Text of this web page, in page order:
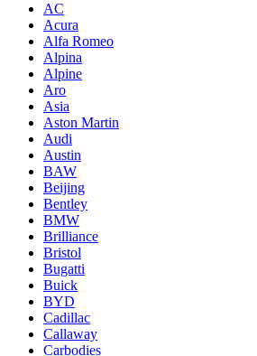
AC
Acura
Alfa Romeo
Alpina
Alpine
Aro
Asia
Aston Martin
Audi
Austin
BAW
Beijing
Bentley
BMW
Brilliance
Bristol
Bugatti
Buick
BYD
Cadillac
Callaway
Carbodies